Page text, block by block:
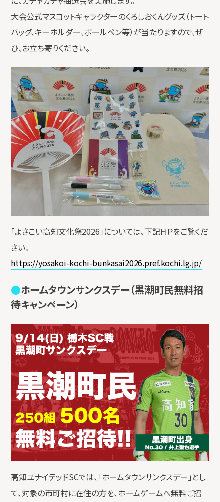
大会公式マスコットキャラクターのくろしおくんグッズ（トート
バッグ、キーホルダー、ボールペン等）が当たりますので、ぜ
ひ、お立ち寄りください。
「よさこい高知文化祭2026」については、下記ＨＰをご覧くだ
さい。
https://yosakoi-kochi-bunkasai2026.pref.kochi.lg.jp/
ホームタウンサンクスデー（黒潮町民無料招
待キャンペーン）
高知ユナイテッドSCでは、「ホームタウンサンクスデー」とし
て、対象の市町村に在住の方を、ホームゲームへ無料ご招